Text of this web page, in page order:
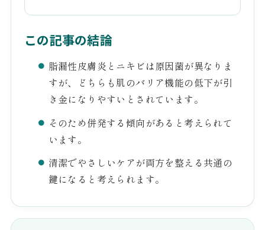
この記事の結論
脂漏性皮膚炎とニキビは原因菌が異なりま
すが、どちらも肌のバリア機能の低下が引
き金になりやすいとされています。
そのため併発する傾向があると考えられて
います。
清潔でやさしいケアが両方を整える共通の
鍵になると考えられます。